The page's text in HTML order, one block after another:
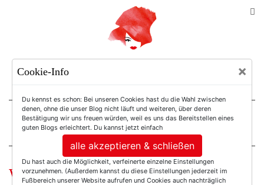
For Women. Not Girls.
Wochenend-Wow: grün!
Cookie-Info ×
Du kennst es schon: Bei unseren Cookies hast du die Wahl zwischen
denen, ohne die unser Blog nicht läuft und weiteren, über deren
Bestätigung wir uns freuen würden, weil es uns das Bereitstellen eines
guten Blogs erleichtert. Du kannst jetzt einfach
alle akzeptieren & schließen
Du hast auch die Möglichkeit, verfeinerte einzelne Einstellungen
vorzunehmen. (Außerdem kannst du diese Einstellungen jederzeit im
Fußbereich unserer Website aufrufen und Cookies auch nachträglich